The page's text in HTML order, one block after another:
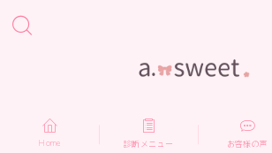
Home
Home 診断メニュー お客様の声